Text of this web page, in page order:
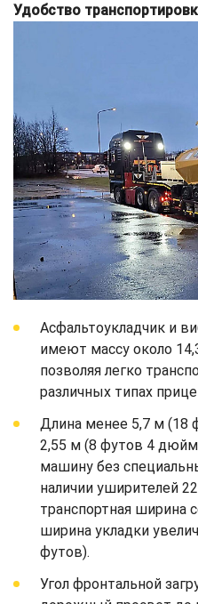
Удобство
Асфальтоукладчик и
имеют массу около
позволяя легко
различных типах
Длина менее 5,7 м
2,55 м (8 футов 4
машину без
наличии уширителей
транспортная ширина
ширина укладки
футов).
Угол фронтальной